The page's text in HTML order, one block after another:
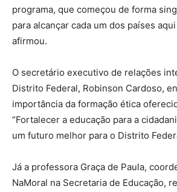
programa, que começou de forma
para alcançar cada um dos países
afirmou.
O secretário executivo de relações
Distrito Federal, Robinson Cardoso,
importância da formação ética
“Fortalecer a educação para a
um futuro melhor para o Distrito
Já a professora Graça de Paula,
NaMoral na Secretaria de Educação,